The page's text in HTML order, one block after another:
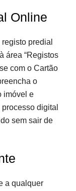
Online
predial
área “Registos
com o Cartão
o
imóvel e
digital
sem sair de
a qualquer